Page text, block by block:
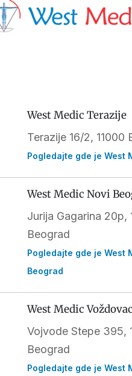
West Medic Terazije
Terazije 16/2, 11000
Pogledajte gde je West
West Medic Novi
Jurija Gagarina 20p,
Beograd
Pogledajte gde je West
Beograd
West Medic Voždovac
Vojvode Stepe 395,
Beograd
Pogledajte gde je West